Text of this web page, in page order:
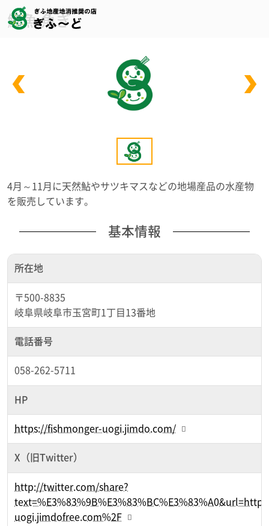
鮮魚 魚ぎ
4月～11月に天然鮎やサツキマスなどの地場産品の水産物
を販売しています。
基本情報
所在地
〒500-8835
岐阜県岐阜市玉宮町1丁目13番地
電話番号
058-262-5711
HP
https://fishmonger-uogi.jimdo.com/
X（旧Twitter）
http://twitter.com/share?
uogi.jimdofree.com%2F